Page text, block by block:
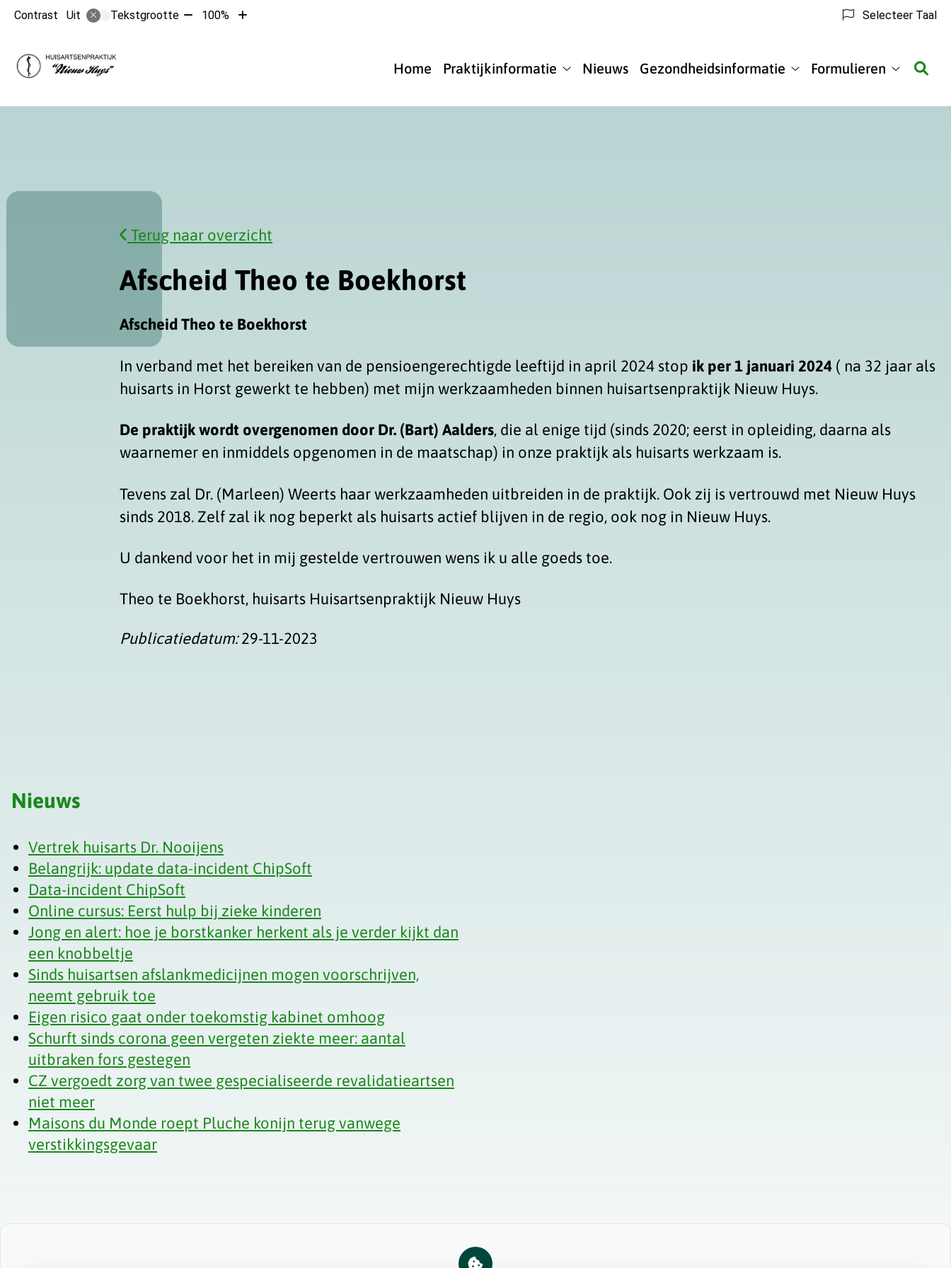
Contrast Uit Tekstgrootte Tekst100%
Tekst
Selecteer Taal
Home Praktijkinformatie Nieuws Gezondheidsinformatie Formulieren
Terug naar overzicht
Afscheid Theo te Boekhorst
Afscheid Theo te Boekhorst
In verband met het bereiken van de pensioengerechtigde leeftijd in april 2024 stop ik per 1 januari 2024 ( na 32 jaar als
huisarts in Horst gewerkt te hebben) met mijn werkzaamheden binnen huisartsenpraktijk Nieuw Huys.
De praktijk wordt overgenomen door Dr. (Bart) Aalders, die al enige tijd (sinds 2020; eerst in opleiding, daarna als
waarnemer en inmiddels opgenomen in de maatschap) in onze praktijk als huisarts werkzaam is.
Tevens zal Dr. (Marleen) Weerts haar werkzaamheden uitbreiden in de praktijk. Ook zij is vertrouwd met Nieuw Huys
sinds 2018. Zelf zal ik nog beperkt als huisarts actief blijven in de regio, ook nog in Nieuw Huys.
U dankend voor het in mij gestelde vertrouwen wens ik u alle goeds toe.
Theo te Boekhorst, huisarts Huisartsenpraktijk Nieuw Huys
Publicatiedatum:29-11-2023
Nieuws
Vertrek huisarts Dr. Nooijens
Belangrijk: update data-incident ChipSoft
Data-incident ChipSoft
Online cursus: Eerst hulp bij zieke kinderen
Jong en alert: hoe je borstkanker herkent als je verder kijkt dan
een knobbeltje
Sinds huisartsen afslankmedicijnen mogen voorschrijven,
neemt gebruik toe
Eigen risico gaat onder toekomstig kabinet omhoog
Schurft sinds corona geen vergeten ziekte meer: aantal
uitbraken fors gestegen
CZ vergoedt zorg van twee gespecialiseerde revalidatieartsen
niet meer
Maisons du Monde roept Pluche konijn terug vanwege
verstikkingsgevaar